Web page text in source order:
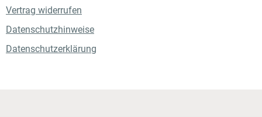
Vertrag widerrufen
Datenschutzhinweise
Datenschutzerklärung